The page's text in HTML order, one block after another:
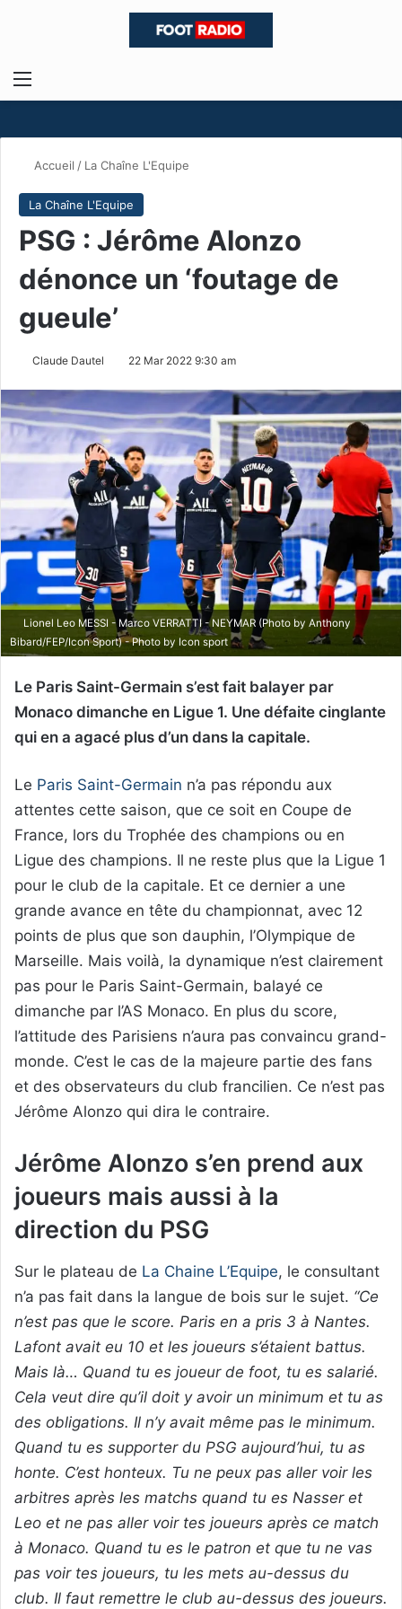
Menu
Accueil / La Chaîne L'Equipe
La Chaîne L'Equipe
PSG : Jérôme Alonzo
dénonce un ‘foutage de
gueule’
Claude Dautel 22 Mar 2022 9:30 am
Lionel Leo MESSI - Marco VERRATTI - NEYMAR (Photo by Anthony
Bibard/FEP/Icon Sport) - Photo by Icon sport
Le Paris Saint-Germain s’est fait balayer par
Monaco dimanche en Ligue 1. Une défaite cinglante
qui en a agacé plus d’un dans la capitale.
Le Paris Saint-Germain n’a pas répondu aux
attentes cette saison, que ce soit en Coupe de
France, lors du Trophée des champions ou en
Ligue des champions. Il ne reste plus que la Ligue 1
pour le club de la capitale. Et ce dernier a une
grande avance en tête du championnat, avec 12
points de plus que son dauphin, l’Olympique de
Marseille. Mais voilà, la dynamique n’est clairement
pas pour le Paris Saint-Germain, balayé ce
dimanche par l’AS Monaco. En plus du score,
l’attitude des Parisiens n’aura pas convaincu grand-
monde. C’est le cas de la majeure partie des fans
et des observateurs du club francilien. Ce n’est pas
Jérôme Alonzo qui dira le contraire.
Jérôme Alonzo s’en prend aux
joueurs mais aussi à la
direction du PSG
Sur le plateau de La Chaine L’Equipe, le consultant
n’a pas fait dans la langue de bois sur le sujet. “Ce
n’est pas que le score. Paris en a pris 3 à Nantes.
Lafont avait eu 10 et les joueurs s’étaient battus.
Mais là… Quand tu es joueur de foot, tu es salarié.
Cela veut dire qu’il doit y avoir un minimum et tu as
des obligations. Il n’y avait même pas le minimum.
Quand tu es supporter du PSG aujourd’hui, tu as
honte. C’est honteux. Tu ne peux pas aller voir les
arbitres après les matchs quand tu es Nasser et
Leo et ne pas aller voir tes joueurs après ce match
à Monaco. Quand tu es le patron et que tu ne vas
pas voir tes joueurs, tu les mets au-dessus du
club. Il faut remettre le club au-dessus des joueurs.